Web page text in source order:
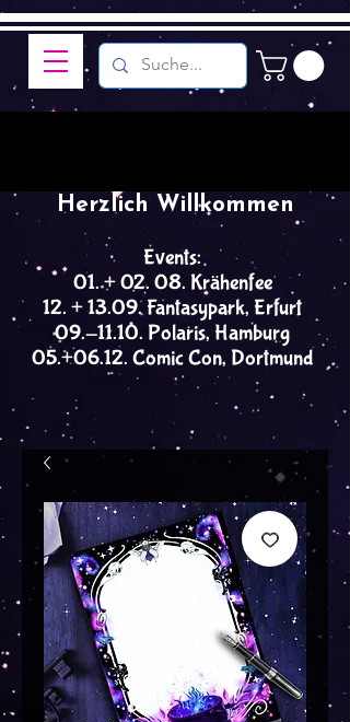
Events:
01. + 02. 08. Krähenfee
12. + 13.09. Fantasypark, Erfurt
09.-11.10. Polaris, Hamburg
05.+06.12. Comic Con, Dortmund
Herzlich Willkommen